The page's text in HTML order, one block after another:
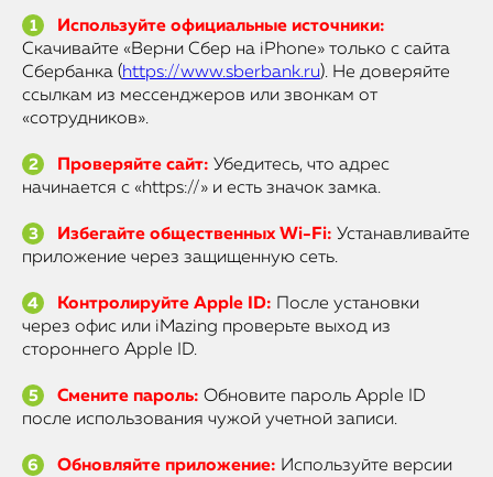
Используйте официальные источники:
Скачивайте «Верни Сбер на iPhone» только с сайта
Сбербанка (https://www.sberbank.ru). Не доверяйте
ссылкам из мессенджеров или звонкам от
«сотрудников».
Проверяйте сайт: Убедитесь, что адрес
начинается с «https://» и есть значок замка.
Избегайте общественных Wi-Fi: Устанавливайте
приложение через защищенную сеть.
Контролируйте Apple ID: После установки
через офис или iMazing проверьте выход из
стороннего Apple ID.
Смените пароль: Обновите пароль Apple ID
после использования чужой учетной записи.
Обновляйте приложение: Используйте версии